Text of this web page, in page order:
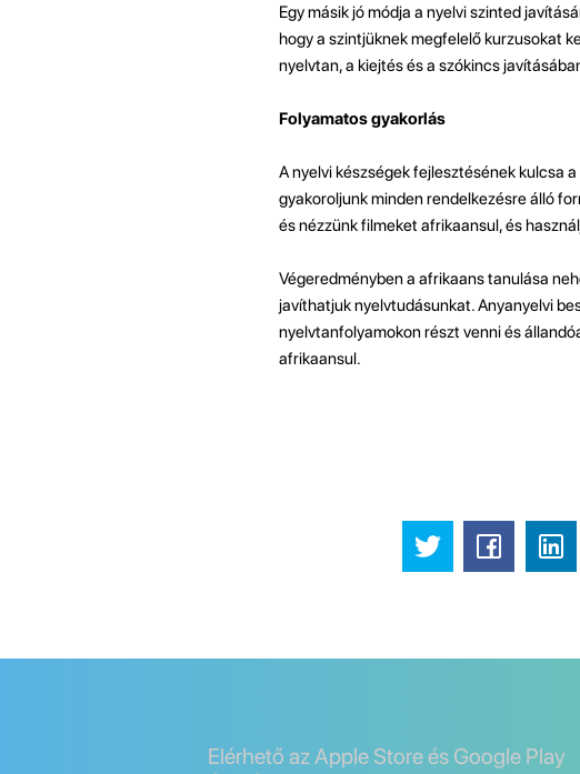
Egy másik jó módja a nyelvi szinted
hogy a szintjüknek megfelelő kurzusokat
nyelvtan, a kiejtés és a szókincs
Folyamatos gyakorlás
A nyelvi készségek fejlesztésének kulcsa
gyakoroljunk minden rendelkezésre álló
és nézzünk filmeket afrikaansul, és
Végeredményben a afrikaans tanulása
javíthatjuk nyelvtudásunkat. Anyanyelvi
nyelvtanfolyamokon részt venni és
afrikaansul.
Elérhető az Apple Store és Google Play